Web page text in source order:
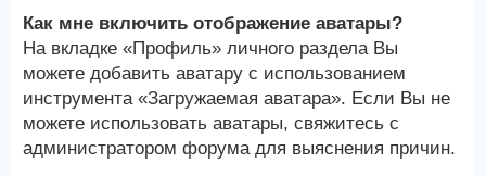
Как мне включить отображение аватары?
На вкладке «Профиль» личного раздела Вы
можете добавить аватару с использованием
инструмента «Загружаемая аватара». Если Вы не
можете использовать аватары, свяжитесь с
администратором форума для выяснения причин.